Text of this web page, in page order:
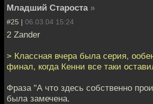
Младший Староста »
#25 | 06.03.04 15:24
2 Zander
> Классная вчера была серия,
финал, когда Кенни все таки
Фраза "А что здесь собственно
была замечена.